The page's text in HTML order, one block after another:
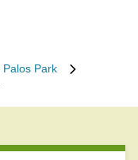
Palos Park